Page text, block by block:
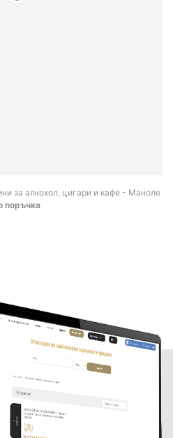
за алкохол, цигари и кафе - Маноле
поръчка